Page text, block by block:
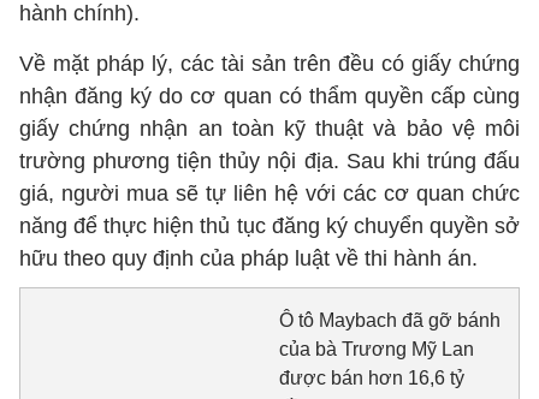
hành chính).
Về mặt pháp lý, các tài sản trên đều có giấy chứng
nhận đăng ký do cơ quan có thẩm quyền cấp cùng
giấy chứng nhận an toàn kỹ thuật và bảo vệ môi
trường phương tiện thủy nội địa. Sau khi trúng đấu
giá, người mua sẽ tự liên hệ với các cơ quan chức
năng để thực hiện thủ tục đăng ký chuyển quyền sở
hữu theo quy định của pháp luật về thi hành án.
Ô tô Maybach đã gỡ bánh
của bà Trương Mỹ Lan
được bán hơn 16,6 tỷ